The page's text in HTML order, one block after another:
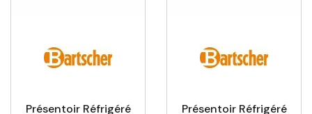
Présentoir Réfrigéré
Présentoir Réfrigéré